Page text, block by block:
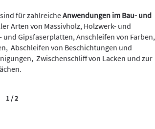
für zahlreicheAnwendungen im Bau- und
Arten von Massivholz, Holzwerk- und
Gipsfaserplatten, Anschleifen von Farben,
Abschleifen von Beschichtungen und
Zwischenschliff von Lacken und zur
1 / 2